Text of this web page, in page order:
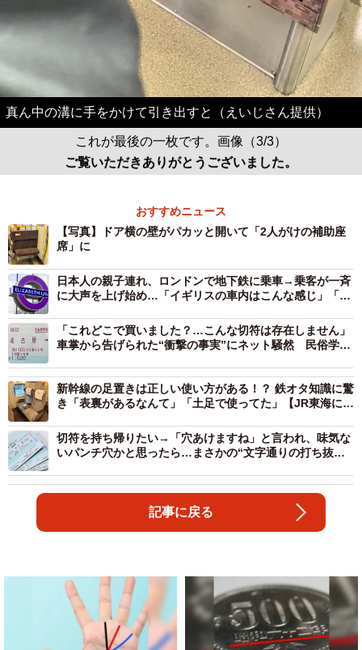
真ん中の溝に手をかけて引き出すと（えいじさん提供）
これが最後の一枚です。画像（3/3）
ご覧いただきありがとうございました。
おすすめニュース
【写真】ドア横の壁がパカッと開いて「2人がけの補助座
席」に
日本人の親子連れ、ロンドンで地下鉄に乗車→乗客が一斉
に大声を上げ始め…「イギリスの車内はこんな感じ」「思
「これどこで買いました？…こんな切符は存在しません」
車掌から告げられた“衝撃の事実”にネット騒然 民俗学者
新幹線の足置きは正しい使い方がある！？ 鉄オタ知識に驚
き「表裏があるなんて」「土足で使ってた」【JR東海に聞
切符を持ち帰りたい→「穴あけますね」と言われ、味気な
いパンチ穴かと思ったら…まさかの“文字通りの打ち抜
記事に戻る